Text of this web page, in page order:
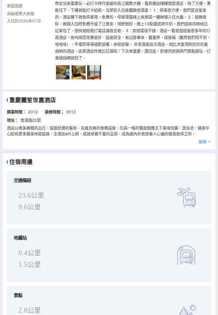
家庭旅遊
高級城景大床間
入住於2026年07月
帶女兒來重慶玩，必打卡時代峯峻的長江國際大樓，看旁邊這幢樓就是酒店，為了方便，果
斷住下。下樓就能打卡拍照。沒想到入住後體驗很滿意！ 1：停車很方便，我們是自駕來
的，酒店樓下就有停車場，免費的。停車場電梯上來就是一樓辦理入住大廳。 2：服務很
好，辦理入住時免費升級了江景房，視野很好，晚上10點還送熱牛奶。我們退房的時候忘
記拿包了，很快就給我打電話讓我去取。 3：房間環境不錯。酒店一看就是經營很多年的行
政酒店，房內隔音效果很好，設施齊全，有記錄筆本，體重秤，保險箱（雖然我們用不到，
哈哈哈），手電筒等等細節設備。床很舒服。 非常滿意這次酒店，相比洪崖洞附近的花裏
胡哨的酒店，這家酒店性價比拉滿啦！下次來重慶，還住這！即便到對過熱門景點遊玩，打
車過個橋就到了。
重慶麗笙世嘉酒店
開業時間： 2012 装修時間； 2012
地址：
南濱路22號
酒店以唯美典雅的品位、寬敞舒適的客房、先進完善的會務設施、別具一格的餐飲融匯天下美味佳餚，游泳池，健身中
心配有更多健身休閒設施，全酒店wifi上網，成就卓爾不羣的品質，成為國內外商旅客人心儀的尊貴居停之所。
酒店坐落於繁華的重慶南濱路風景及餐飲休閒區，絕美江景盡收眼底。寬敞舒適的客房均配備“熱帶雨林”淋浴花灑和浴
缸，可接收國際衞星電視節目的平板液晶電視和高速互聯網接口等設施，一切均按商旅客人需求而設計。健身中心、瑜
活動、婚宴接待的不二選擇。1020平方米無柱式豪華宴會廳，佈局靈活可分隔成3個多功能廳，採用劇院式布置，可容
重慶麗笙世嘉酒店為您提供世界精緻美食，無論是長江咖啡廳、南濱雅苑中餐廳、四季日本餐廳還是大堂酒吧，帶領您
展開
住宿周邊
交通樞紐
23.6公里
9.6公里
地鐵站
0.4公里
1.5公里
景點
2.8公里